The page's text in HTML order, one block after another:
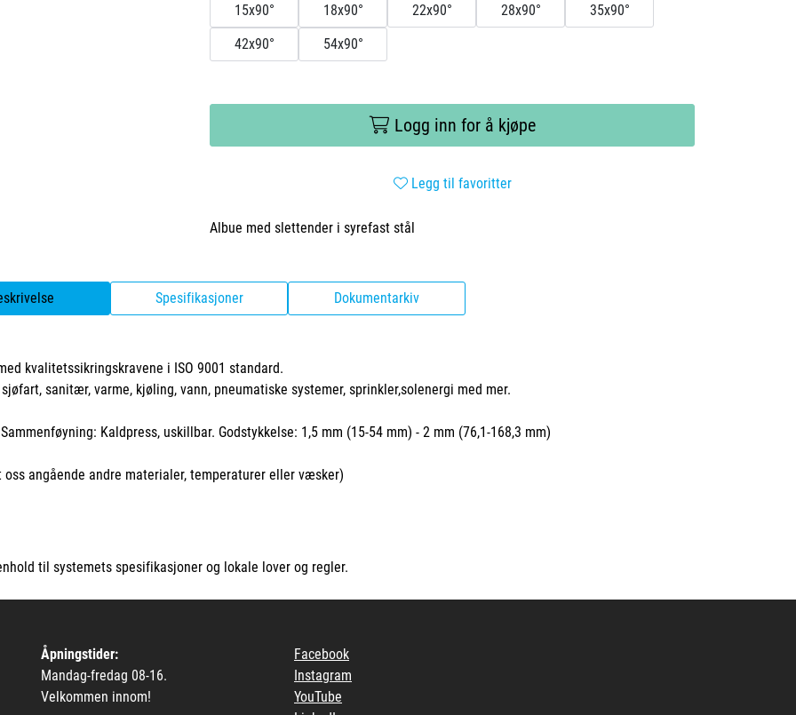
15x90° 18x90° 22x90° 28x90°
35x90°
42x90°
54x90°
Logg inn for å kjøpe
Legg til favoritter
Albue med slettender i syrefast stål
Spesifikasjoner Dokumentarkiv
kvalitetssikringskravene i ISO 9001 standard.
sanitær, varme, kjøling, vann, pneumatiske systemer, sprinkler,solenergi med mer.
Kaldpress, uskillbar. Godstykkelse: 1,5 mm (15-54 mm) - 2 mm (76,1-168,3 mm)
angående andre materialer, temperaturer eller væsker)
til systemets spesifikasjoner og lokale lover og regler.
Åpningstider:
Mandag-fredag 08-16.
Velkommen innom!
Facebook
Instagram
YouTube